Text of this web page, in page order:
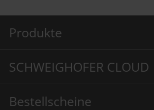
Produkte
SCHWEIGHOFER CLOUD
Bestellscheine